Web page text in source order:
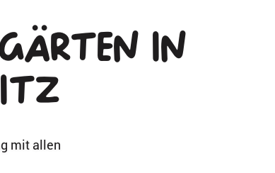
in
mit allen